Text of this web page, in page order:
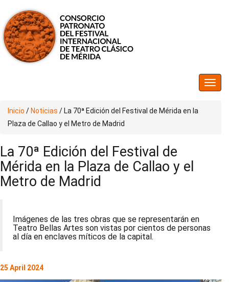
Inicio / Noticias / La 70ª Edición del Festival de Mérida en la
Plaza de Callao y el Metro de Madrid
La 70ª Edición del Festival de
Mérida en la Plaza de Callao y el
Metro de Madrid
Imágenes de las tres obras que se representarán en
Teatro Bellas Artes son vistas por cientos de personas
al día en enclaves míticos de la capital.
25 April 2024